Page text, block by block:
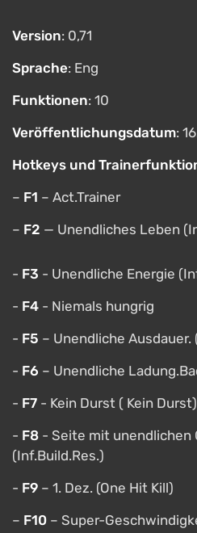
Version: 0,71
Sprache: Eng
Funktionen: 10
Veröffentlichungsdatum:
Hotkeys und
– F1 – Act.Trainer
– F2 — Unendliches Leben
- F3 - Unendliche Energie
- F4 - Niemals hungrig
- F5 – Unendliche Ausdauer.
- F6 – Unendliche
- F7 - Kein Durst ( Kein Durst)
- F8 - Seite mit unendlichen
(Inf.Build.Res.)
- F9 – 1. Dez. (One Hit Kill)
– F10 – Super-